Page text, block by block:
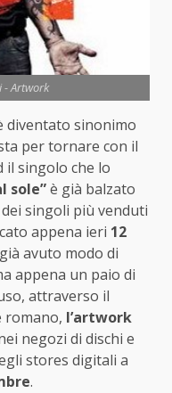
- Artwork
diventato sinonimo
per tornare con il
il singolo che lo
sole”è già balzato
singoli più venduti
appena ieri 12
avuto modo di
appena un paio di
attraverso il
romano, l’artwork
negozi di dischi e
stores digitali a
.